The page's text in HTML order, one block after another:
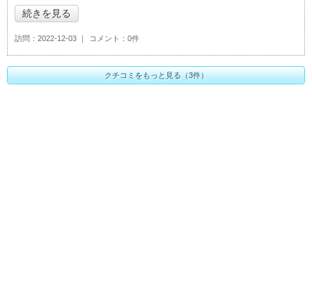
続きを見る
訪問 2022-12-03 コメント 0件
クチコミをもっと見る（3件）